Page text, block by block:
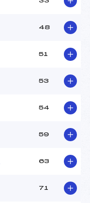
48
51
53
54
59
63
71